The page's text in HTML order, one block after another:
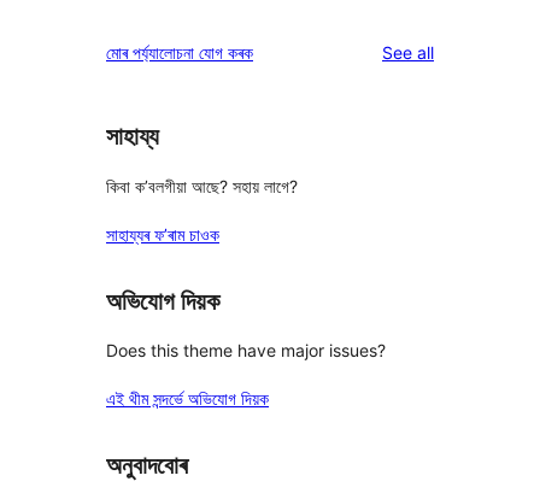
মোৰ পৰ্য্যালোচনা যোগ কৰক See allreviews
সাহায্য
কিবা ক’বলগীয়া আছে? সহায় লাগে?
সাহায্যৰ ফ’ৰাম চাওক
অভিযোগ দিয়ক
Does this theme have major issues?
এই থীম সন্দৰ্ভে অভিযোগ দিয়ক
অনুবাদবোৰ